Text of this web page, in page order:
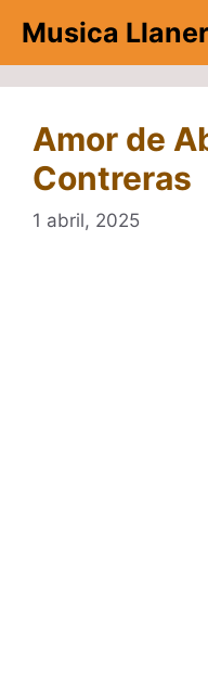
contenido
Musica
Amor de
Contreras
1 abril, 2025